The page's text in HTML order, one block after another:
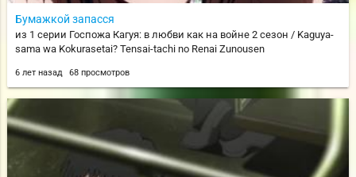
Бумажкой запасся
из 1 серии Госпожа Кагуя: в любви как на войне 2 сезон / Kaguya-
sama wa Kokurasetai? Tensai-tachi no Renai Zunousen
6 лет назад 68 просмотров